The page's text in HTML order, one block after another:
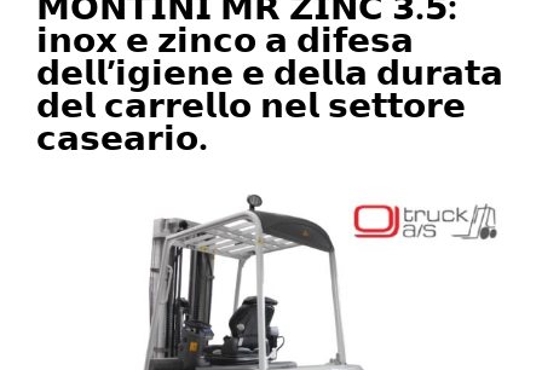
𝗶𝗻𝗼𝘅 𝗲 𝘇𝗶𝗻𝗰𝗼 𝗮 𝗱𝗶𝗳𝗲𝘀𝗮
𝗱𝗲𝗹𝗹’𝗶𝗴𝗶𝗲𝗻𝗲 𝗲 𝗱𝗲𝗹𝗹𝗮 𝗱𝘂𝗿𝗮𝘁𝗮
𝗱𝗲𝗹 𝗰𝗮𝗿𝗿𝗲𝗹𝗹𝗼 𝗻𝗲𝗹 𝘀𝗲𝘁𝘁𝗼𝗿𝗲
𝗰𝗮𝘀𝗲𝗮𝗿𝗶𝗼.